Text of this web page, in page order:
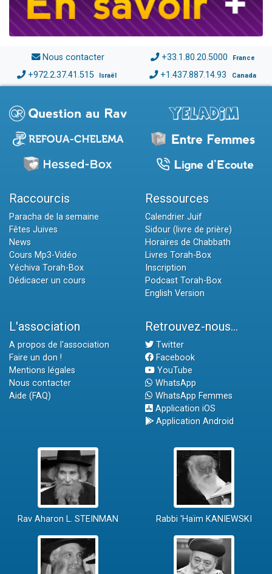
Nous contacter +33.1.80.20.5000 France
+972.2.37.41.515 Israël +1.437.887.14.93 Canada
Raccourcis
Paracha de la semaine
Fêtes Juives
News
Cours Mp3-Vidéo
Yéchiva Torah-Box
Dédicacer un cours
Ressources
Calendrier Juif
Sidour (livre de prière)
Horaires de Chabbath
Livres Torah-Box
Inscription
Podcast Torah-Box
English Version
L'association
A propos de l'association
Faire un don !
Mentions légales
Nous contacter
Aide (FAQ)
Retrouvez-nous...
Twitter
Facebook
YouTube
WhatsApp
WhatsApp Femmes
Application iOS
Application Android
Rav Aharon L. STEINMAN Rabbi 'Haïm KANIEWSKI